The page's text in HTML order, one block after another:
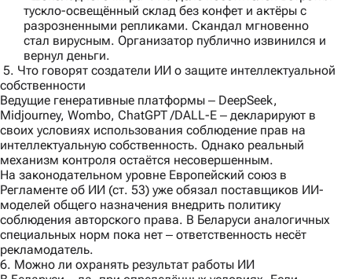
тускло-освещённый склад без конфет и актёры с
разрозненными репликами. Скандал мгновенно
стал вирусным. Организатор публично извинился и
вернул деньги.
5. Что говорят создатели ИИ о защите интеллектуальной
собственности
Ведущие генеративные платформы ‒ DeepSeek,
Midjourney, Wombo, ChatGPT /DALL-E ‒ декларируют в
своих условиях использования соблюдение прав на
интеллектуальную собственность. Однако реальный
механизм контроля остаётся несовершенным.
На законодательном уровне Европейский союз в
Регламенте об ИИ (ст. 53) уже обязал поставщиков ИИ-
моделей общего назначения внедрить политику
соблюдения авторского права. В Беларуси аналогичных
специальных норм пока нет ‒ ответственность несёт
рекламодатель.
6. Можно ли охранять результат работы ИИ